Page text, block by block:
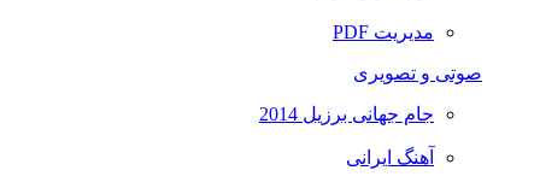
مدیریت PDF
صوتی و تصویری
جام جهانی برزیل 2014
آهنگ ایرانی